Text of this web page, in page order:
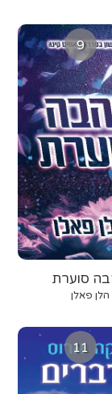
9
סוערת
הלן פאלן
11